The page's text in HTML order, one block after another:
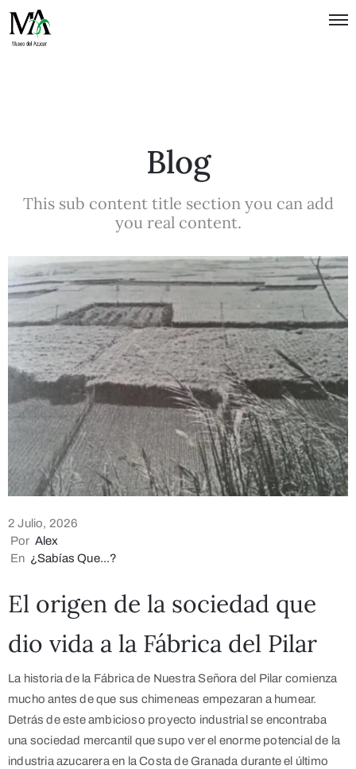
Blog
This sub content title section you can add
you real content.
2 Julio, 2026
Por Alex
En ¿Sabías Que...?
El origen de la sociedad que
dio vida a la Fábrica del Pilar
La historia de la Fábrica de Nuestra Señora del Pilar comienza
mucho antes de que sus chimeneas empezaran a humear.
Detrás de este ambicioso proyecto industrial se encontraba
una sociedad mercantil que supo ver el enorme potencial de la
industria azucarera en la Costa de Granada durante el último